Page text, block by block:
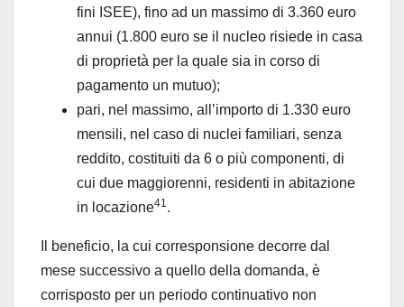
fini ISEE), fino ad un massimo di 3.360 euro
annui (1.800 euro se il nucleo risiede in casa
di proprietà per la quale sia in corso di
pagamento un mutuo);
pari, nel massimo, all’importo di 1.330 euro
mensili, nel caso di nuclei familiari, senza
reddito, costituiti da 6 o più componenti, di
cui due maggiorenni, residenti in abitazione
in locazione41.
Il beneficio, la cui corresponsione decorre dal
mese successivo a quello della domanda, è
corrisposto per un periodo continuativo non